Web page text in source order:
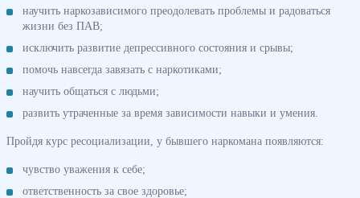
научить наркозависимого преодолевать проблемы и радоваться
жизни без ПАВ;
исключить развитие депрессивного состояния и срывы;
помочь навсегда завязать с наркотиками;
научить общаться с людьми;
развить утраченные за время зависимости навыки и умения.
Пройдя курс ресоциализации, у бывшего наркомана появляются:
чувство уважения к себе;
ответственность за свое здоровье;